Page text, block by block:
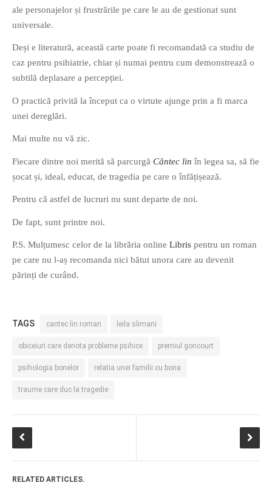
Contact
Albastra!
Acrostics!
PRIETENI APROPIATI
Victor Sosea – Designer
Vreau-schimbare.ro
Filme-Carti.ro
ale personajelor și frustrările pe care le au de gestionat sunt
universale.
Deși e literatură, această carte poate fi recomandată ca studiu de
caz pentru psihiatrie, chiar și numai pentru cum demonstrează o
subtilă deplasare a percepției.
O practică privită la început ca o virtute ajunge prin a fi marca
unei dereglări.
Mai multe nu vă zic.
Fiecare dintre noi merită să parcurgă Cântec lin în legea sa, să fie
șocat și, ideal, educat, de tragedia pe care o înfățișează.
Pentru că astfel de lucruri nu sunt departe de noi.
De fapt, sunt printre noi.
P.S. Mulțumesc celor de la librăria online Libris pentru un roman
pe care nu l-aș recomanda nici bătut unora care au devenit
părinți de curând.
TAGS cantec lin roman leila slimani
obiceiuri care denota probleme psihice premiul goncourt
psihologia bonelor relatia unei familii cu bona
traume care duc la tragedie
RELATED ARTICLES.